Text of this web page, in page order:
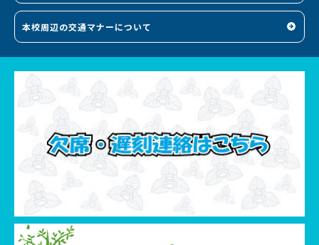
本校周辺の交通マナーについて